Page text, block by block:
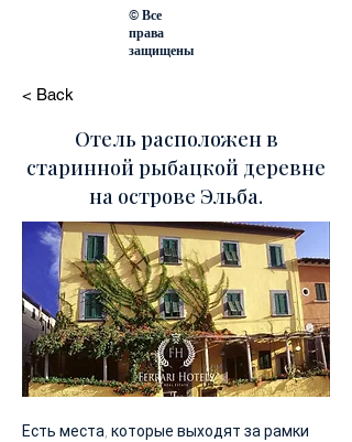
© Все
права
защищены
< Back
Отель расположен в
старинной рыбацкой деревне
на острове Эльба.
Есть места, которые выходят за рамки